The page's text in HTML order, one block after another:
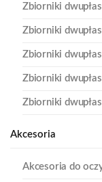
Zbiorniki
Zbiorniki
Zbiorniki
Zbiorniki
Zbiorniki
Akcesoria
Akcesoria do